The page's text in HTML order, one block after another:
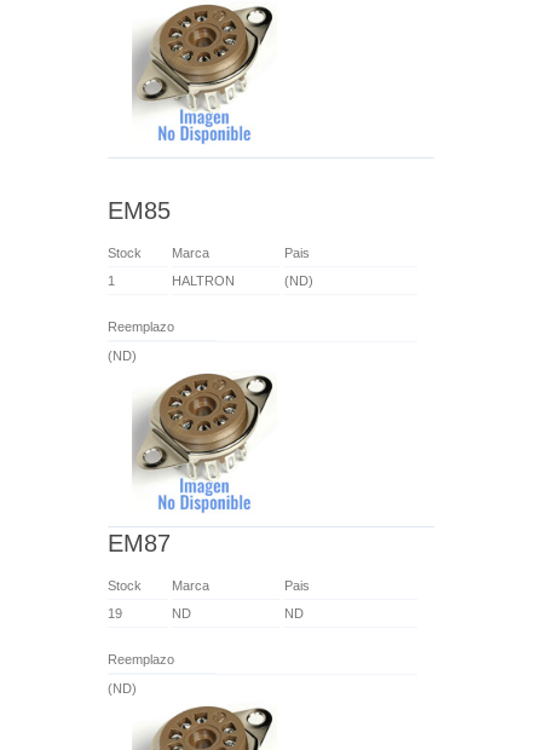
EM85
Stock Marca
Pais
1
HALTRON (ND)
Reemplazo
(ND)
EM87
Stock Marca
Pais
19
ND ND
Reemplazo
(ND)